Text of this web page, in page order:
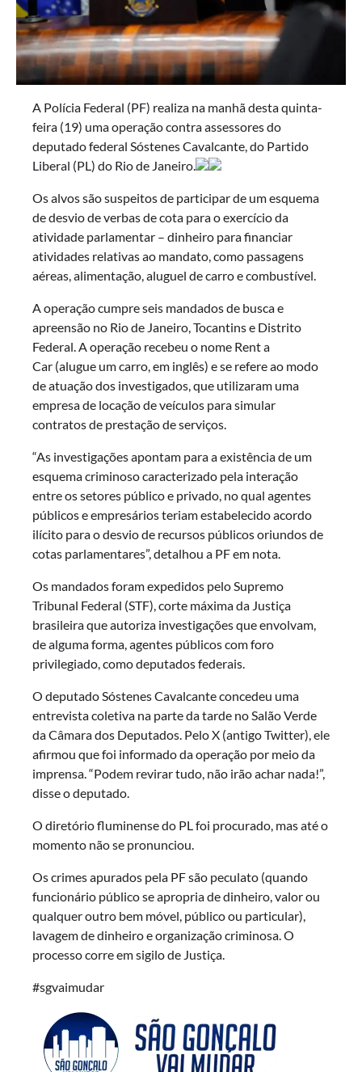
A Polícia Federal (PF) realiza na manhã desta quinta-
feira (19) uma operação contra assessores do
deputado federal Sóstenes Cavalcante, do Partido
Liberal (PL) do Rio de Janeiro.
Os alvos são suspeitos de participar de um esquema
de desvio de verbas de cota para o exercício da
atividade parlamentar – dinheiro para financiar
atividades relativas ao mandato, como passagens
aéreas, alimentação, aluguel de carro e combustível.
A operação cumpre seis mandados de busca e
apreensão no Rio de Janeiro, Tocantins e Distrito
Federal. A operação recebeu o nome Rent a
Car (alugue um carro, em inglês) e se refere ao modo
de atuação dos investigados, que utilizaram uma
empresa de locação de veículos para simular
contratos de prestação de serviços.
“As investigações apontam para a existência de um
esquema criminoso caracterizado pela interação
entre os setores público e privado, no qual agentes
públicos e empresários teriam estabelecido acordo
ilícito para o desvio de recursos públicos oriundos de
cotas parlamentares”, detalhou a PF em nota.
Os mandados foram expedidos pelo Supremo
Tribunal Federal (STF), corte máxima da Justiça
brasileira que autoriza investigações que envolvam,
de alguma forma, agentes públicos com foro
privilegiado, como deputados federais.
O deputado Sóstenes Cavalcante concedeu uma
entrevista coletiva na parte da tarde no Salão Verde
da Câmara dos Deputados. Pelo X (antigo Twitter), ele
afirmou que foi informado da operação por meio da
imprensa. “Podem revirar tudo, não irão achar nada!”,
disse o deputado.
O diretório fluminense do PL foi procurado, mas até o
momento não se pronunciou.
Os crimes apurados pela PF são peculato (quando
funcionário público se apropria de dinheiro, valor ou
qualquer outro bem móvel, público ou particular),
lavagem de dinheiro e organização criminosa. O
processo corre em sigilo de Justiça.
#sgvaimudar